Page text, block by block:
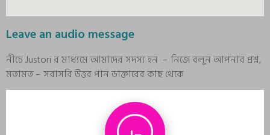
Leave an audio message
নীচে Justori র মাধ্যমে আমাদের সদস্য হন – নিজে বলুন আপনার প্রশ্ন,
মতামত – সরাসরি উত্তর পান ডাক্তারের কাছ থেকে